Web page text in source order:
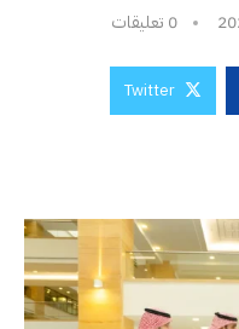
0 تعليقات
Twitter